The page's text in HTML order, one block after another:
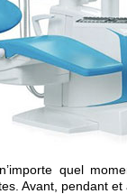
quel
Avant, pendant et